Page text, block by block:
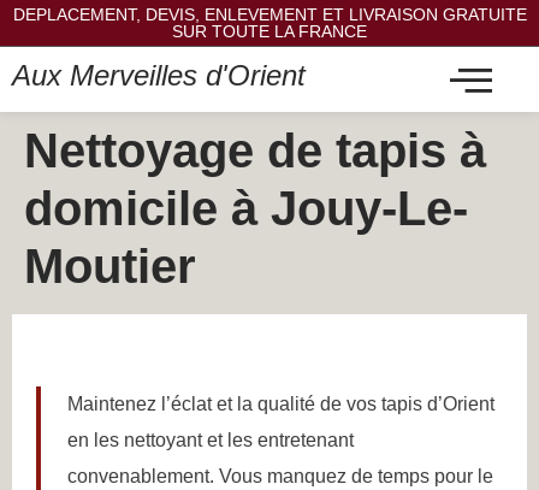
DEPLACEMENT, DEVIS, ENLEVEMENT ET LIVRAISON GRATUITE
SUR TOUTE LA FRANCE
Aux Merveilles d'Orient
Nettoyage de tapis à
domicile à Jouy-Le-
Moutier
Maintenez l’éclat et la qualité de vos tapis d’Orient
en les nettoyant et les entretenant
convenablement. Vous manquez de temps pour le